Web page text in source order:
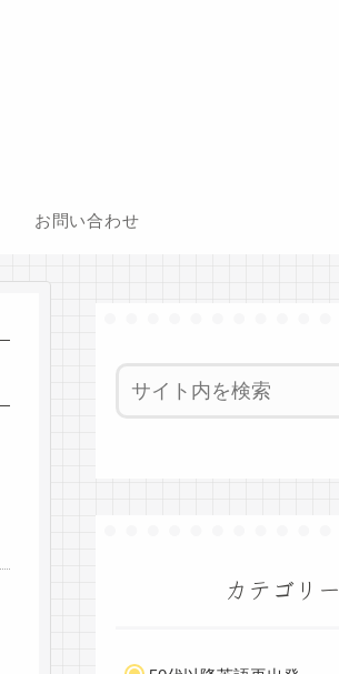
お問い合わせ
カテゴリー